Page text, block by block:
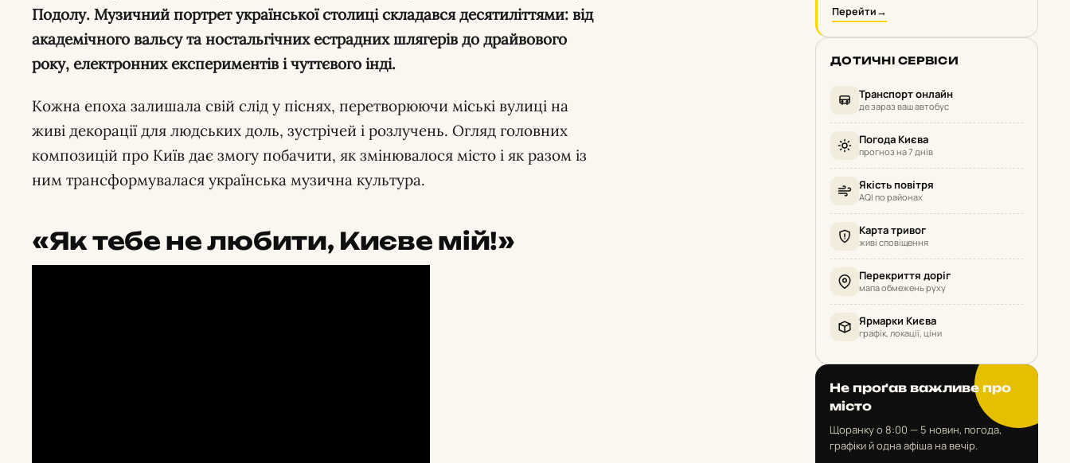
Подолу. Музичний портрет української столиці складався десятиліттями: від
академічного вальсу та ностальгічних естрадних шлягерів до драйвового
року, електронних експериментів і чуттєвого інді.
Кожна епоха залишала свій слід у піснях, перетворюючи міські вулиці на
живі декорації для людських доль, зустрічей і розлучень. Огляд головних
композицій про Київ дає змогу побачити, як змінювалося місто і як разом із
ним трансформувалася українська музична культура.
«Як тебе не любити, Києве мій!»
Перейти→
ДОТИЧНІ СЕРВІСИ
Транспорт онлайн
де зараз ваш автобус
Погода Києва
прогноз на 7 днів
Якість повітря
AQI по районах
Карта тривог
живі сповіщення
Перекриття доріг
мапа обмежень руху
Ярмарки Києва
графік, локації, ціни
Не проґав важливе про
місто
Щоранку о 8:00 — 5 новин, погода,
графіки й одна афіша на вечір.